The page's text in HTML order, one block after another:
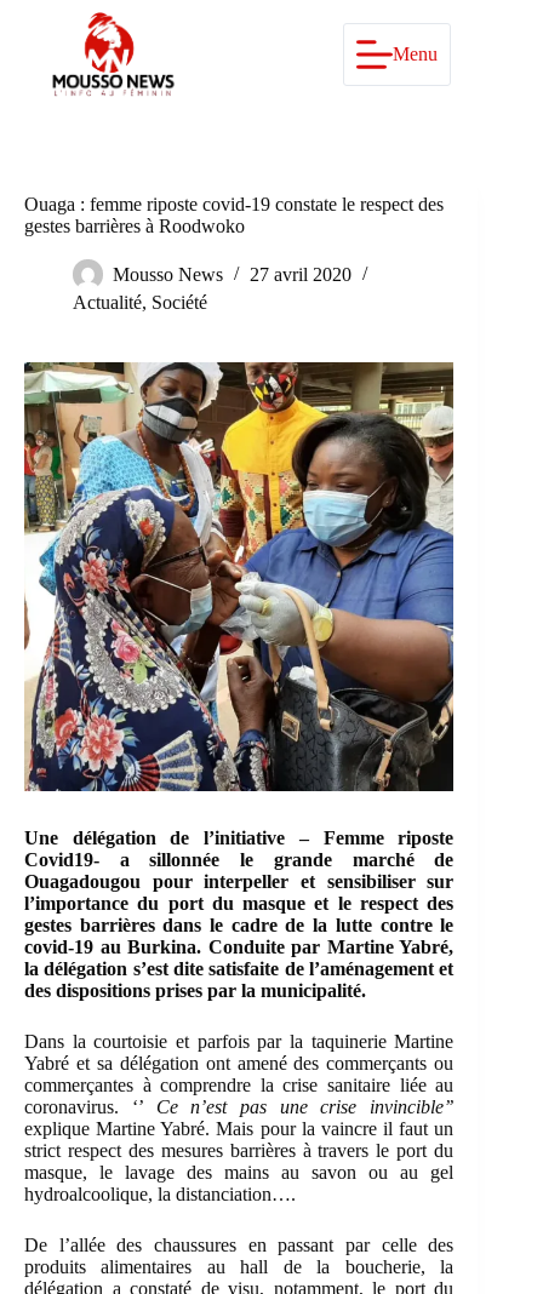
Menu
Ouaga : femme riposte covid-19 constate le respect des
gestes barrières à Roodwoko
Mousso News
27 avril 2020
Actualité, Société
Une délégation de l’initiative – Femme riposte
Covid19- a sillonnée le grande marché de
Ouagadougou pour interpeller et sensibiliser sur
l’importance du port du masque et le respect des
gestes barrières dans le cadre de la lutte contre le
covid-19 au Burkina. Conduite par Martine Yabré,
la délégation s’est dite satisfaite de l’aménagement et
des dispositions prises par la municipalité.
Dans la courtoisie et parfois par la taquinerie Martine
Yabré et sa délégation ont amené des commerçants ou
commerçantes à comprendre la crise sanitaire liée au
coronavirus. ‘’ Ce n’est pas une crise invincible’’
explique Martine Yabré. Mais pour la vaincre il faut un
strict respect des mesures barrières à travers le port du
masque, le lavage des mains au savon ou au gel
hydroalcoolique, la distanciation….
De l’allée des chaussures en passant par celle des
produits alimentaires au hall de la boucherie, la
délégation a constaté de visu, notamment, le port du